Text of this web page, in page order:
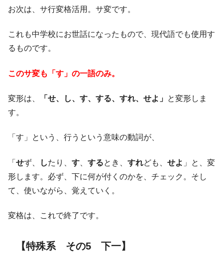
お次は、サ行変格活用。サ変です。
これも中学校にお世話になったもので、現代語でも使用す
るものです。
このサ変も「す」の一語のみ。
変形は、 「せ、し、す、する、すれ、せよ」 と変形しま
す。
「す」という、行うという意味の動詞が、
「 せず、 したり、 す するとき、 すれども、 せよ 」と、変
形します。必ず、下に何が付くのかを、チェック。そし
て、使いながら、覚えていく。
変格は、これで終了です。
【特殊系 その5 下一】